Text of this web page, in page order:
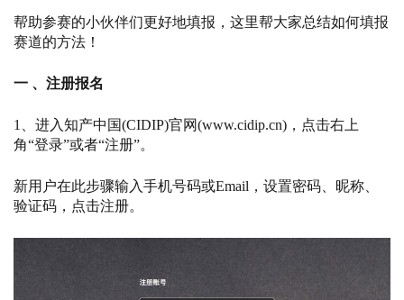
帮助参赛的小伙伴们更好地填报，这里帮大家总结如何填报
赛道的方法！
一 、注册报名
1、进入知产中国(CIDIP)官网(www.cidip.cn)，点击右上
角“登录”或者“注册”。
新用户在此步骤输入手机号码或Email，设置密码、昵称、
验证码，点击注册。